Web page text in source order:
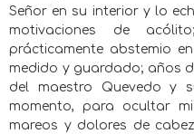
Señor en su interior y lo
motivaciones de
prácticamente abstemio
medido y guardado; años
del maestro Quevedo y
momento, para ocultar
mareos y dolores de